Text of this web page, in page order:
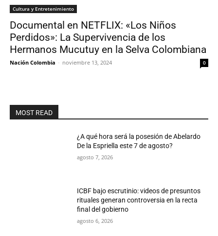
Cultura y Entretenimiento
Documental en NETFLIX: «Los Niños
Perdidos»: La Supervivencia de los
Hermanos Mucutuy en la Selva Colombiana
Nación Colombia - noviembre 13, 2024 0
MOST READ
¿A qué hora será la posesión de Abelardo
De la Espriella este 7 de agosto?
agosto 7, 2026
ICBF bajo escrutinio: videos de presuntos
rituales generan controversia en la recta
final del gobierno
agosto 6, 2026